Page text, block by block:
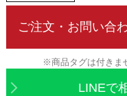
ご注文・お問い合
※商品タグは付きま
LINEで